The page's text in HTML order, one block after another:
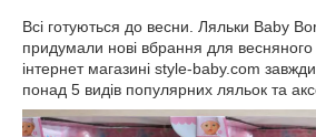
Всі готуються до весни. Ляльки Baby
придумали нові вбрання для
інтернет магазині style-baby.com
понад 5 видів популярних ляльок та